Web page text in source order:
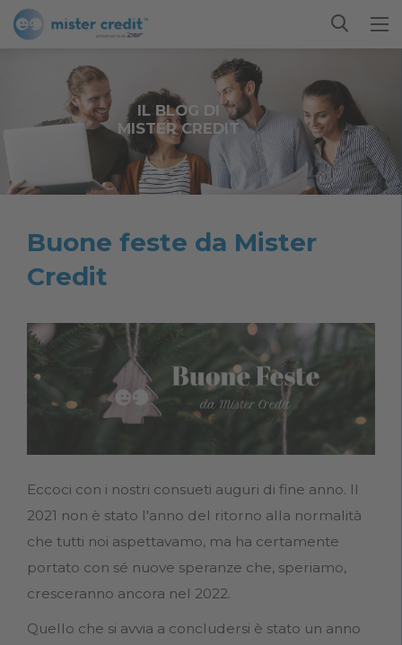
IL BLOG DI
MISTER CREDIT
Buone feste da Mister
Credit
Eccoci con i nostri consueti auguri di fine anno. Il
2021 non è stato l'anno del ritorno alla normalità
che tutti noi aspettavamo, ma ha certamente
portato con sé nuove speranze che, speriamo,
cresceranno ancora nel 2022.
Quello che si avvia a concludersi è stato un anno